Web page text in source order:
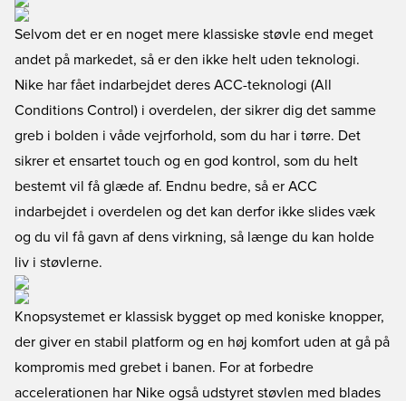
Selvom det er en noget mere klassiske støvle end meget
andet på markedet, så er den ikke helt uden teknologi.
Nike har fået indarbejdet deres ACC-teknologi (All
Conditions Control) i overdelen, der sikrer dig det samme
greb i bolden i våde vejrforhold, som du har i tørre. Det
sikrer et ensartet touch og en god kontrol, som du helt
bestemt vil få glæde af. Endnu bedre, så er ACC
indarbejdet i overdelen og det kan derfor ikke slides væk
og du vil få gavn af dens virkning, så længe du kan holde
liv i støvlerne.
Knopsystemet er klassisk bygget op med koniske knopper,
der giver en stabil platform og en høj komfort uden at gå på
kompromis med grebet i banen. For at forbedre
accelerationen har Nike også udstyret støvlen med blades